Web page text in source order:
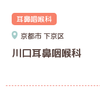
耳鼻咽喉科
京都市 下京区
川口耳鼻咽喉科